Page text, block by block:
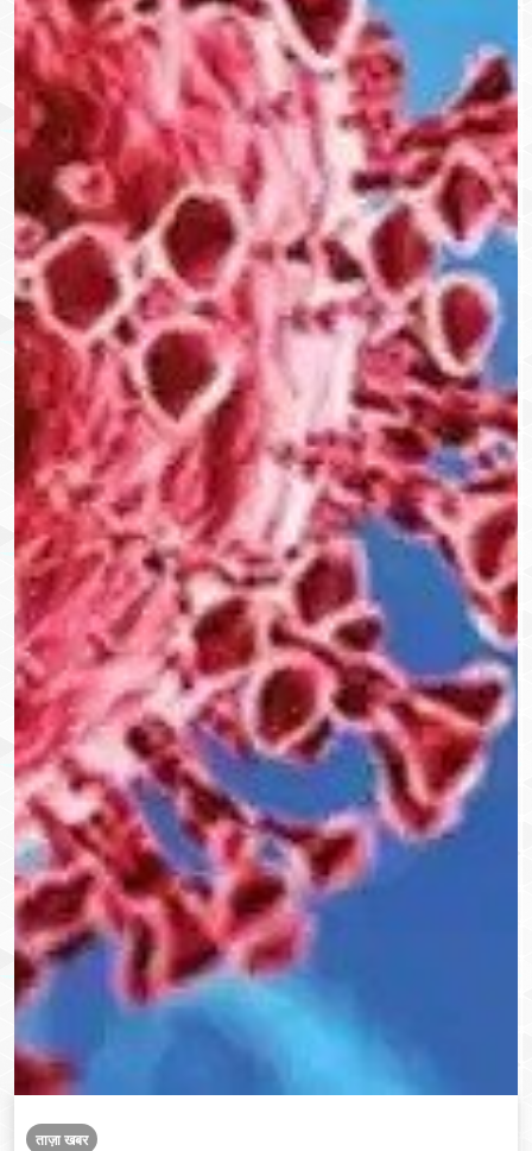
ताज़ा खबर